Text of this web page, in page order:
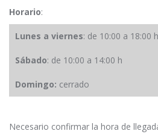
Horario:
Lunes a viernes: de 10:00 a 18:00 h
Sábado: de 10:00 a 14:00 h
Domingo: cerrado
Necesario confirmar la hora de